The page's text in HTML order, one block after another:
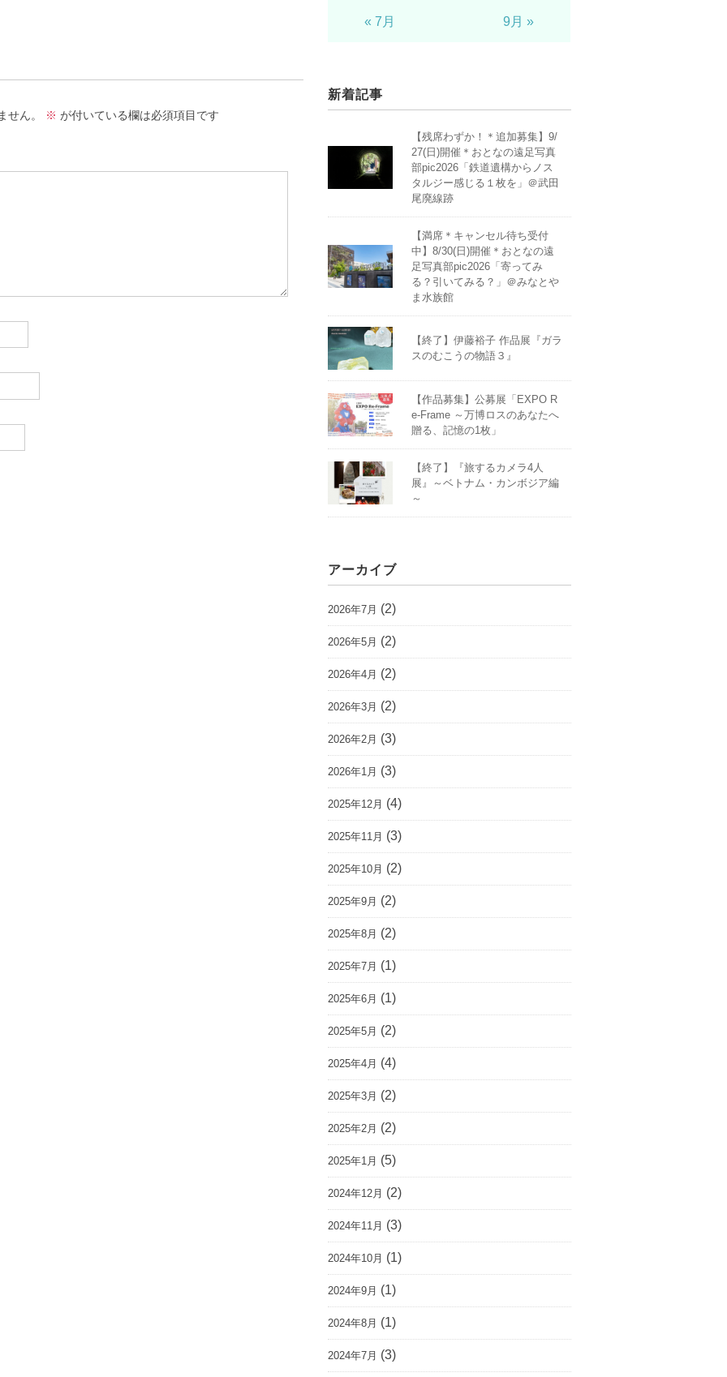
ん。 ※ が付いている欄は必須項目です
« 7月 9月 »
新着記事
【残席わずか！＊追加募集】9/
27(日)開催＊おとなの遠足写真
部pic2026「鉄道遺構からノス
タルジー感じる１枚を」＠武田
尾廃線跡
【満席＊キャンセル待ち受付
中】8/30(日)開催＊おとなの遠
足写真部pic2026「寄ってみ
る？引いてみる？」＠みなとや
ま水族館
【終了】伊藤裕子 作品展『ガラ
スのむこうの物語３』
【作品募集】公募展「EXPO R
e-Frame ～万博ロスのあなたへ
贈る、記憶の1枚」
【終了】『旅するカメラ4人
展』～ベトナム・カンボジア編
～
アーカイブ
2026年7月 (2)
2026年5月 (2)
2026年4月 (2)
2026年3月 (2)
2026年2月 (3)
2026年1月 (3)
2025年12月 (4)
2025年11月 (3)
2025年10月 (2)
2025年9月 (2)
2025年8月 (2)
2025年7月 (1)
2025年6月 (1)
2025年5月 (2)
2025年4月 (4)
2025年3月 (2)
2025年2月 (2)
2025年1月 (5)
2024年12月 (2)
2024年11月 (3)
2024年10月 (1)
2024年9月 (1)
2024年8月 (1)
2024年7月 (3)